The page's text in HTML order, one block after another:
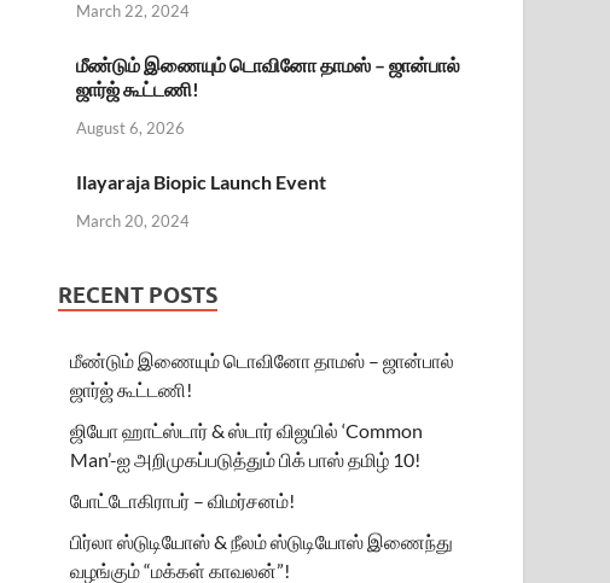
March 22, 2024
மீண்டும் இணையும் டொவினோ தாமஸ் – ஜான்பால்
ஜார்ஜ் கூட்டணி!
August 6, 2026
Ilayaraja Biopic Launch Event
March 20, 2024
RECENT POSTS
மீண்டும் இணையும் டொவினோ தாமஸ் – ஜான்பால்
ஜார்ஜ் கூட்டணி!
ஜியோ ஹாட்ஸ்டார் & ஸ்டார் விஜயில் ‘Common
Man’-ஐ அறிமுகப்படுத்தும் பிக் பாஸ் தமிழ் 10!
போட்டோகிராபர் – விமர்சனம்!
பிர்லா ஸ்டுடியோஸ் & நீலம் ஸ்டுடியோஸ் இணைந்து
வழங்கும் “மக்கள் காவலன்”!